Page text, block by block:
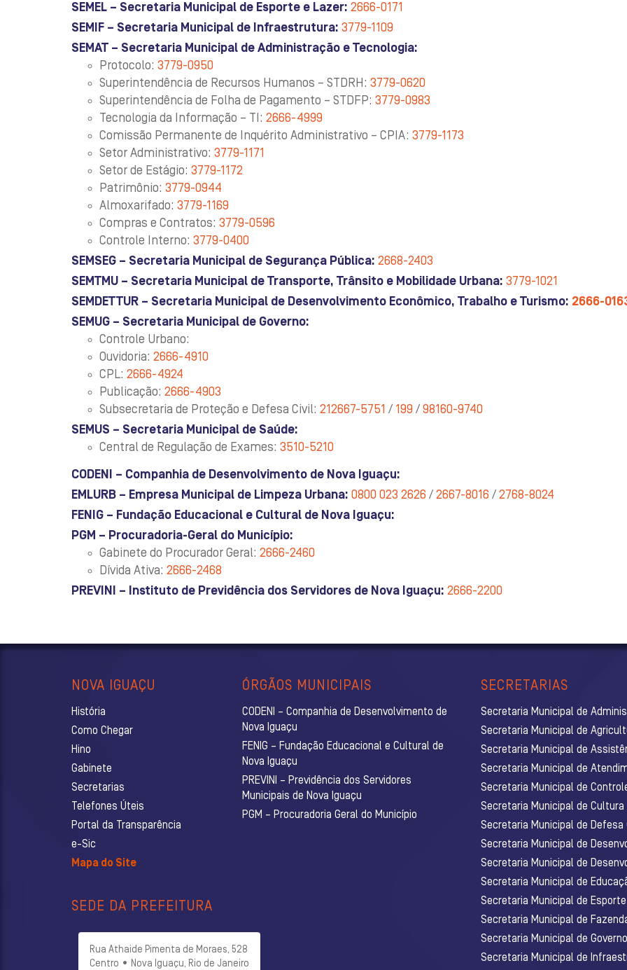
SEMEL – Secretaria Municipal de Esporte e Lazer: 2666-0171
SEMIF – Secretaria Municipal de Infraestrutura: 3779-1109
SEMAT – Secretaria Municipal de Administração e Tecnologia:
Protocolo: 3779-0950
Superintendência de Recursos Humanos – STDRH: 3779-0620
Superintendência de Folha de Pagamento – STDFP: 3779-0983
Tecnologia da Informação – TI: 2666-4999
Comissão Permanente de Inquérito Administrativo – CPIA: 3779-1173
Setor Administrativo: 3779-1171
Setor de Estágio: 3779-1172
Patrimônio: 3779-0944
Almoxarifado: 3779-1169
Compras e Contratos: 3779-0596
Controle Interno: 3779-0400
SEMSEG – Secretaria Municipal de Segurança Pública: 2668-2403
SEMTMU – Secretaria Municipal de Transporte, Trânsito e Mobilidade Urbana: 3779-1021
SEMDETTUR – Secretaria Municipal de Desenvolvimento Econômico, Trabalho e Turismo: 2666-
SEMUG – Secretaria Municipal de Governo:
Controle Urbano:
Ouvidoria: 2666-4910
CPL: 2666-4924
Publicação: 2666-4903
Subsecretaria de Proteção e Defesa Civil: 212667-5751 / 199 / 98160-9740
SEMUS – Secretaria Municipal de Saúde:
Central de Regulação de Exames: 3510-5210
CODENI – Companhia de Desenvolvimento de Nova Iguaçu:
EMLURB – Empresa Municipal de Limpeza Urbana: 0800 023 2626 / 2667-8016 / 2768-8024
FENIG – Fundação Educacional e Cultural de Nova Iguaçu:
PGM – Procuradoria-Geral do Município:
Gabinete do Procurador Geral: 2666-2460
Dívida Ativa: 2666-2468
PREVINI – Instituto de Previdência dos Servidores de Nova Iguaçu: 2666-2200
NOVA IGUAÇU
História
Como Chegar
Hino
Gabinete
Secretarias
Telefones Úteis
Portal da Transparência
e-Sic
Mapa do Site
ÓRGÃOS MUNICIPAIS
CODENI – Companhia de Desenvolvimento de
Nova Iguaçu
FENIG – Fundação Educacional e Cultural de
Nova Iguaçu
PREVINI – Previdência dos Servidores
Municipais de Nova Iguaçu
PGM – Procuradoria Geral do Município
SEDE DA PREFEITURA
Rua Athaide Pimenta de Moraes, 528
Centro • Nova Iguaçu, Rio de Janeiro
SECRETARIAS
Secretaria Municipal de
Secretaria Municipal de
Secretaria Municipal de
Secretaria Municipal de
Secretaria Municipal de
Secretaria Municipal de Cultura
Secretaria Municipal de Defesa
Secretaria Municipal de
Secretaria Municipal de
Secretaria Municipal de
Secretaria Municipal de
Secretaria Municipal de
Secretaria Municipal de Governo
Secretaria Municipal de